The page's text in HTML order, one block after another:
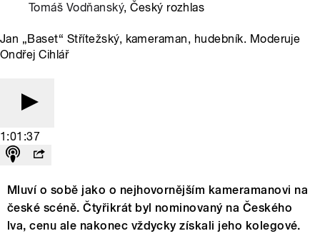
Tomáš Vodňanský, Český rozhlas
Jan „Baset“ Střítežský, kameraman, hudebník. Moderuje
Ondřej Cihlář
1:01:37
Mluví o sobě jako o nejhovornějším kameramanovi na
české scéně. Čtyřikrát byl nominovaný na Českého
lva, cenu ale nakonec vždycky získali jeho kolegové.